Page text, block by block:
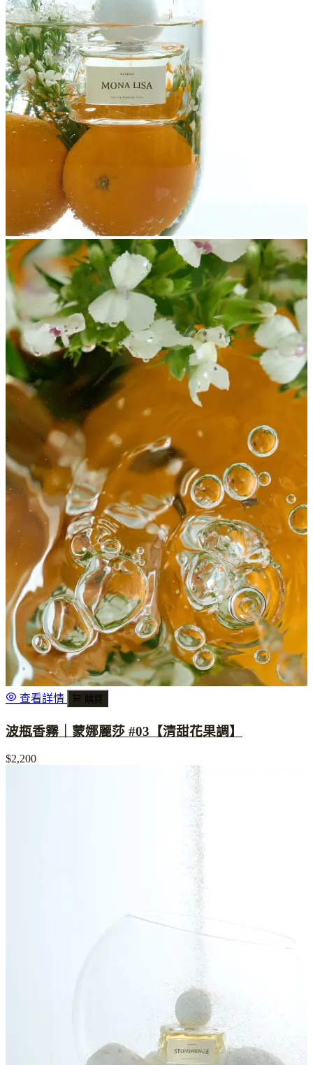
查看詳情 購買
波瓶香霧｜蒙娜麗莎 #03【清甜花果調】
$2,200